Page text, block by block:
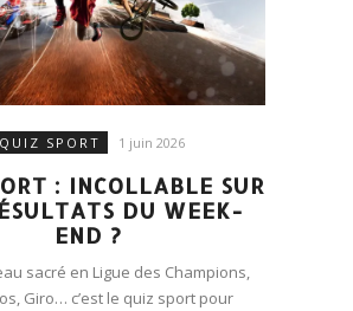
QUIZ SPORT 1 juin 2026
: INCOLLABLE SUR
DU WEEK-
END ?
sacré en Ligue des Champions,
Giro… c’est le quiz sport pour